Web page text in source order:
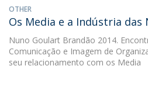
OTHER
Os Media e a Indústria das
Nuno Goulart Brandão 2014.
Comunicação e Imagem de
seu relacionamento com os Media